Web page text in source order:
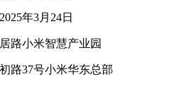
年3月24日
路小米智慧产业园
路37号小米华东总部